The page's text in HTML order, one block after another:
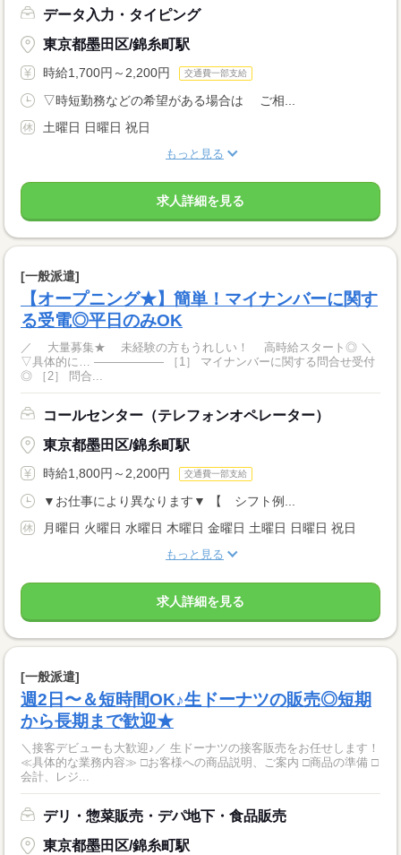
データ入力・タイピング
東京都墨田区/錦糸町駅
時給1,700円～2,200円 交通費一部支給
▽時短勤務などの希望がある場合は ご相...
土曜日 日曜日 祝日
もっと見る
求人詳細を見る
[一般派遣]
【オープニング★】簡単！マイナンバーに関す
る受電◎平日のみOK
／ 大量募集★ 未経験の方もうれしい！ 高時給スタート◎ ＼
▽具体的に… ―――――― ［1］ マイナンバーに関する問合せ受付
◎ ［2］ 問合...
コールセンター（テレフォンオペレーター）
東京都墨田区/錦糸町駅
時給1,800円～2,200円 交通費一部支給
▼お仕事により異なります▼ 【 シフト例...
月曜日 火曜日 水曜日 木曜日 金曜日 土曜日 日曜日 祝日
もっと見る
求人詳細を見る
[一般派遣]
週2日〜＆短時間OK♪生ドーナツの販売◎短期
から長期まで歓迎★
＼接客デビューも大歓迎♪／ 生ドーナツの接客販売をお任せします！
≪具体的な業務内容≫ □お客様への商品説明、ご案内 □商品の準備 □
会計、レジ...
デリ・惣菜販売・デパ地下・食品販売
東京都墨田区/錦糸町駅